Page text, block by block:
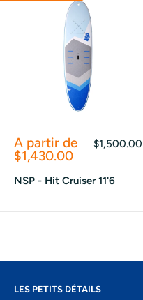
Prix
réduit
A partir de
$1,430.00
Prix
$1,500.00
NSP - Hit Cruiser 11'6
LES PETITS DÉTAILS